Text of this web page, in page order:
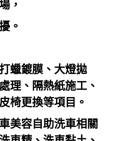
，
。
蠟鍍膜、大燈拋
理、隔熱紙施工、
椅更換等項目。
美容自助洗車相關